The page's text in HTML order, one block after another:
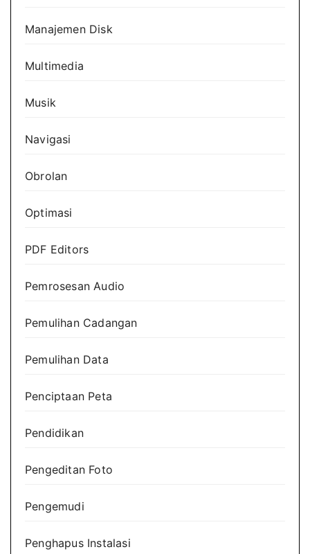
Manajemen Disk
Multimedia
Musik
Navigasi
Obrolan
Optimasi
PDF Editors
Pemrosesan Audio
Pemulihan Cadangan
Pemulihan Data
Penciptaan Peta
Pendidikan
Pengeditan Foto
Pengemudi
Penghapus Instalasi